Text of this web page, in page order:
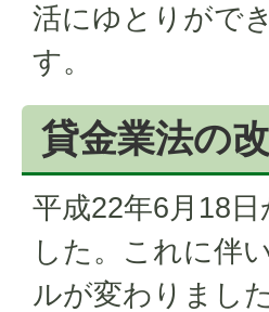
活にゆとりがで
す。
貸金業法の
平成22年6月18
した。これに伴
ルが変わりまし